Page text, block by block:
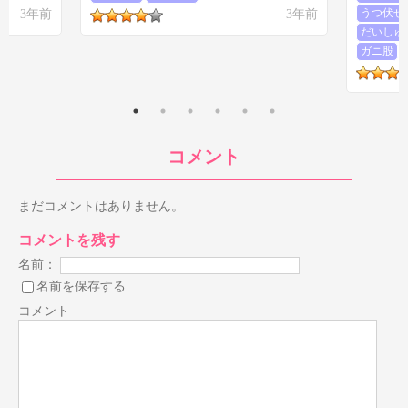
3年前 3年前
うつ伏せ
だいしゅ
ガニ股
コメント
まだコメントはありません。
コメントを残す
名前：
名前を保存する
コメント